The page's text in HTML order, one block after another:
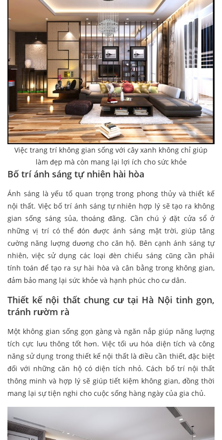
Việc trang trí không gian sống với cây xanh không chỉ giúp
làm đẹp mà còn mang lại lợi ích cho sức khỏe
Bố trí ánh sáng tự nhiên hài hòa
Ánh sáng là yếu tố quan trọng trong phong thủy và thiết kế
nội thất. Việc bố trí ánh sáng tự nhiên hợp lý sẽ tạo ra không
gian sống sáng sủa, thoáng đãng. Cần chú ý đặt cửa sổ ở
những vị trí có thể đón được ánh sáng mặt trời, giúp tăng
cường năng lượng dương cho căn hộ. Bên cạnh ánh sáng tự
nhiên, việc sử dụng các loại đèn chiếu sáng cũng cần phải
tính toán để tạo ra sự hài hòa và cân bằng trong không gian,
đảm bảo mang lại sức khỏe và hạnh phúc cho cư dân.
Thiết kế nội thất chung cư tại Hà Nội tinh gọn,
tránh rườm rà
Một không gian sống gọn gàng và ngăn nắp giúp năng lượng
tích cực lưu thông tốt hơn. Việc tối ưu hóa diện tích và công
năng sử dụng trong thiết kế nội thất là điều cần thiết, đặc biệt
đối với những căn hộ có diện tích nhỏ. Cách bố trí nội thất
thông minh và hợp lý sẽ giúp tiết kiệm không gian, đồng thời
mang lại sự tiện nghi cho cuộc sống hàng ngày của gia chủ.